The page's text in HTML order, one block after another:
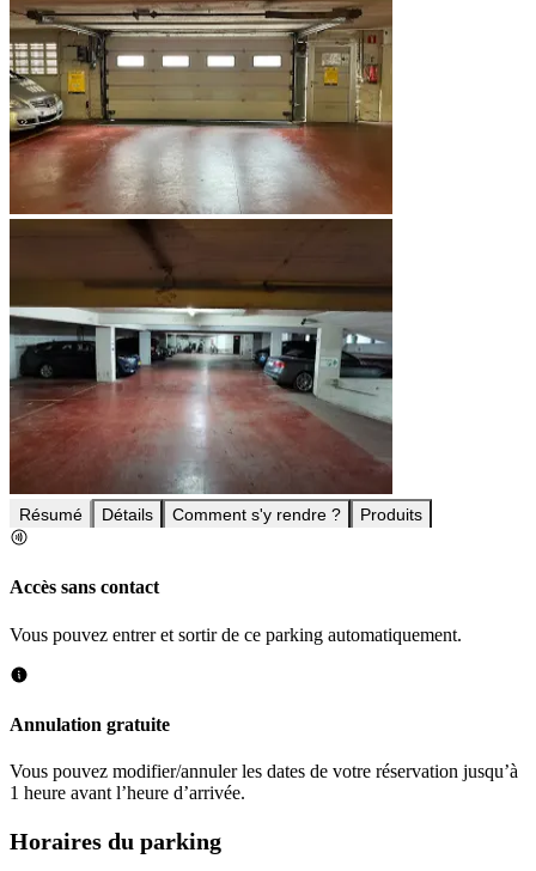
Résumé Détails Comment s'y rendre ? Produits
Accès sans contact
Vous pouvez entrer et sortir de ce parking automatiquement.
Annulation gratuite
Vous pouvez modifier/annuler les dates de votre réservation jusqu’à
1 heure avant l’heure d’arrivée.
Horaires du parking